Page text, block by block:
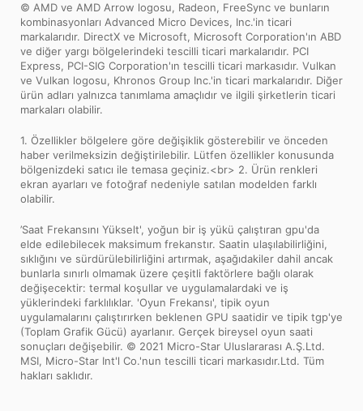
© AMD ve AMD Arrow logosu, Radeon, FreeSync ve bunların
kombinasyonları Advanced Micro Devices, Inc.'in ticari
markalarıdır. DirectX ve Microsoft, Microsoft Corporation'ın ABD
ve diğer yargı bölgelerindeki tescilli ticari markalarıdır. PCI
Express, PCI-SIG Corporation'ın tescilli ticari markasıdır. Vulkan
ve Vulkan logosu, Khronos Group Inc.'in ticari markalarıdır. Diğer
ürün adları yalnızca tanımlama amaçlıdır ve ilgili şirketlerin ticari
markaları olabilir.
1. Özellikler bölgelere göre değişiklik gösterebilir ve önceden
haber verilmeksizin değiştirilebilir. Lütfen özellikler konusunda
bölgenizdeki satıcı ile temasa geçiniz.<br> 2. Ürün renkleri
ekran ayarları ve fotoğraf nedeniyle satılan modelden farklı
olabilir.
’Saat Frekansını Yükselt', yoğun bir iş yükü çalıştıran gpu'da
elde edilebilecek maksimum frekanstır. Saatin ulaşılabilirliğini,
sıklığını ve sürdürülebilirliğini artırmak, aşağıdakiler dahil ancak
bunlarla sınırlı olmamak üzere çeşitli faktörlere bağlı olarak
değişecektir: termal koşullar ve uygulamalardaki ve iş
yüklerindeki farklılıklar. 'Oyun Frekansı', tipik oyun
uygulamalarını çalıştırırken beklenen GPU saatidir ve tipik tgp'ye
(Toplam Grafik Gücü) ayarlanır. Gerçek bireysel oyun saati
sonuçları değişebilir. © 2021 Micro-Star Uluslararası A.Ş.Ltd.
MSI, Micro-Star Int'l Co.'nun tescilli ticari markasıdır.Ltd. Tüm
hakları saklıdır.